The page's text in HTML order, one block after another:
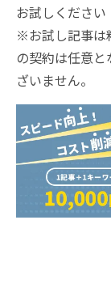
お試しください
※お試し記事は
の契約は任意
ざいません。